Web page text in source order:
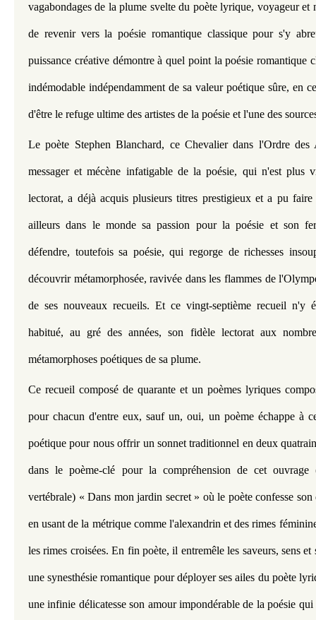
vagabondages de la plume svelte du poète lyrique, voyageur et
de revenir vers la poésie romantique classique pour s'y
puissance créative démontre à quel point la poésie romantique
indémodable indépendamment de sa valeur poétique sûre, en
d'être le refuge ultime des artistes de la poésie et l'une des
Le poète Stephen Blanchard, ce Chevalier dans l'Ordre
messager et mécène infatigable de la poésie, qui n'est plus
lectorat, a déjà acquis plusieurs titres prestigieux et a pu
ailleurs dans le monde sa passion pour la poésie et son
défendre, toutefois sa poésie, qui regorge de richesses
découvrir métamorphosée, ravivée dans les flammes de
de ses nouveaux recueils. Et ce vingt-septième recueil n'y
habitué, au gré des années, son fidèle lectorat aux
métamorphoses poétiques de sa plume.
Ce recueil composé de quarante et un poèmes lyriques
pour chacun d'entre eux, sauf un, oui, un poème échappe à
poétique pour nous offrir un sonnet traditionnel en deux
dans le poème-clé pour la compréhension de cet
vertébrale) « Dans mon jardin secret » où le poète confesse
en usant de la métrique comme l'alexandrin et des rimes
les rimes croisées. En fin poète, il entremêle les saveurs, sens et
une synesthésieromantique pour déployer ses ailes du poète
une infinie délicatesse son amour impondérable de la poésie